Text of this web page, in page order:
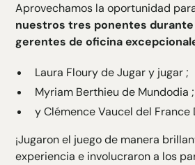
Aprovechamos la oportunidad
nuestros tres ponentes
gerentes de oficina
Laura Floury deJugar y jugar ;
Myriam Berthieu de Mundodia ;
y Clémence Vaucel del France
¡Jugaron el juego de manera
experiencia e involucraron a los